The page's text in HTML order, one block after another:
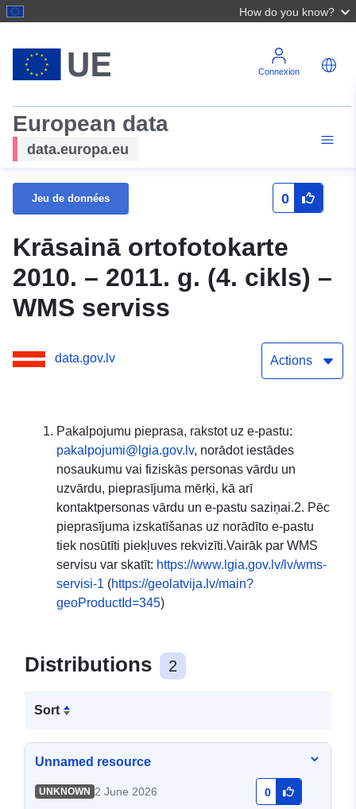
How do you know?
Connexion
European data
data.europa.eu
Jeu de données 0
Krāsainā ortofotokarte
2010. – 2011. g. (4. cikls) –
WMS serviss
data.gov.lv Actions
Pakalpojumu pieprasa, rakstot uz e-pastu:
pakalpojumi@lgia.gov.lv, norādot iestādes
nosaukumu vai fiziskās personas vārdu un
uzvārdu, pieprasījuma mērķi, kā arī
kontaktpersonas vārdu un e-pastu saziņai.2. Pēc
pieprasījuma izskatīšanas uz norādīto e-pastu
tiek nosūtīti piekļuves rekvizīti.Vairāk par WMS
servisu var skatīt: https://www.lgia.gov.lv/lv/wms-
servisi-1 (https://geolatvija.lv/main?
geoProductId=345)
Distributions 2
Sort
Unnamed resource
UNKNOWN 2 June 2026 0